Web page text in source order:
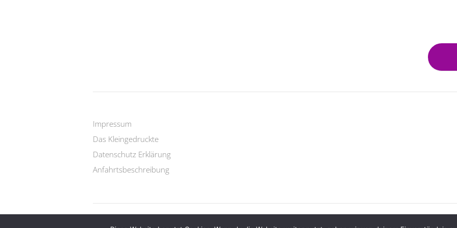
Impressum
Das Kleingedruckte
Datenschutz Erklärung
Anfahrtsbeschreibung